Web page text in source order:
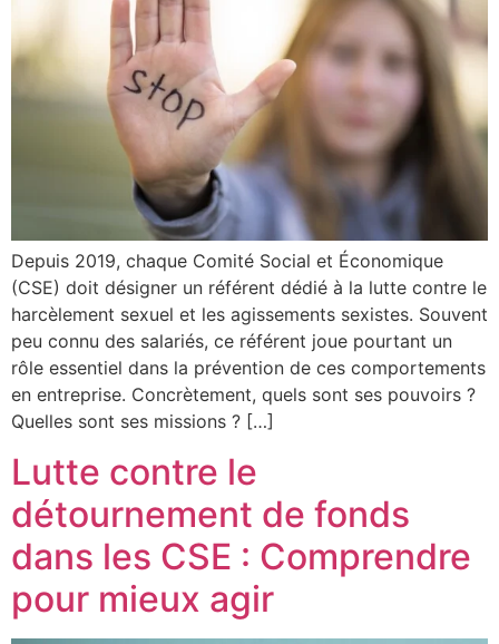
Depuis 2019, chaque Comité Social et Économique
(CSE) doit désigner un référent dédié à la lutte contre le
harcèlement sexuel et les agissements sexistes. Souvent
peu connu des salariés, ce référent joue pourtant un
rôle essentiel dans la prévention de ces comportements
en entreprise. Concrètement, quels sont ses pouvoirs ?
Quelles sont ses missions ? […]
Lutte contre le
détournement de fonds
dans les CSE : Comprendre
pour mieux agir